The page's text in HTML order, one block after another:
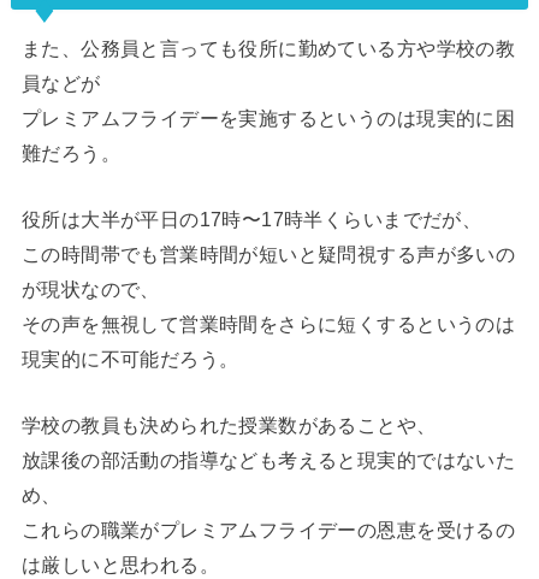
また、公務員と言っても役所に勤めている方や学校の教
員などが
プレミアムフライデーを実施するというのは現実的に困
難だろう。
役所は大半が平日の17時〜17時半くらいまでだが、
この時間帯でも営業時間が短いと疑問視する声が多いの
が現状なので、
その声を無視して営業時間をさらに短くするというのは
現実的に不可能だろう。
学校の教員も決められた授業数があることや、
放課後の部活動の指導なども考えると現実的ではないた
め、
これらの職業がプレミアムフライデーの恩恵を受けるの
は厳しいと思われる。